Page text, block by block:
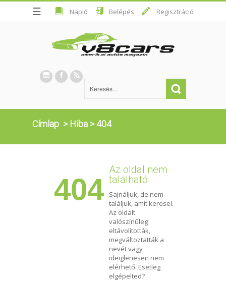
☰ Napló Belépés Regisztráció
Címlap > Hiba >404
404
Az oldal nem
található
Sajnáljuk, de nem
találjuk, amit keresel.
Az oldalt
valószínűleg
eltávolították,
megváltoztatták a
nevét vagy
ideiglenesen nem
elérhető. Esetleg
elgépelted?